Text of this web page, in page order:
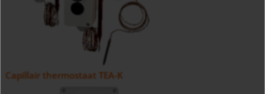
Capillair thermostaat TEA-K